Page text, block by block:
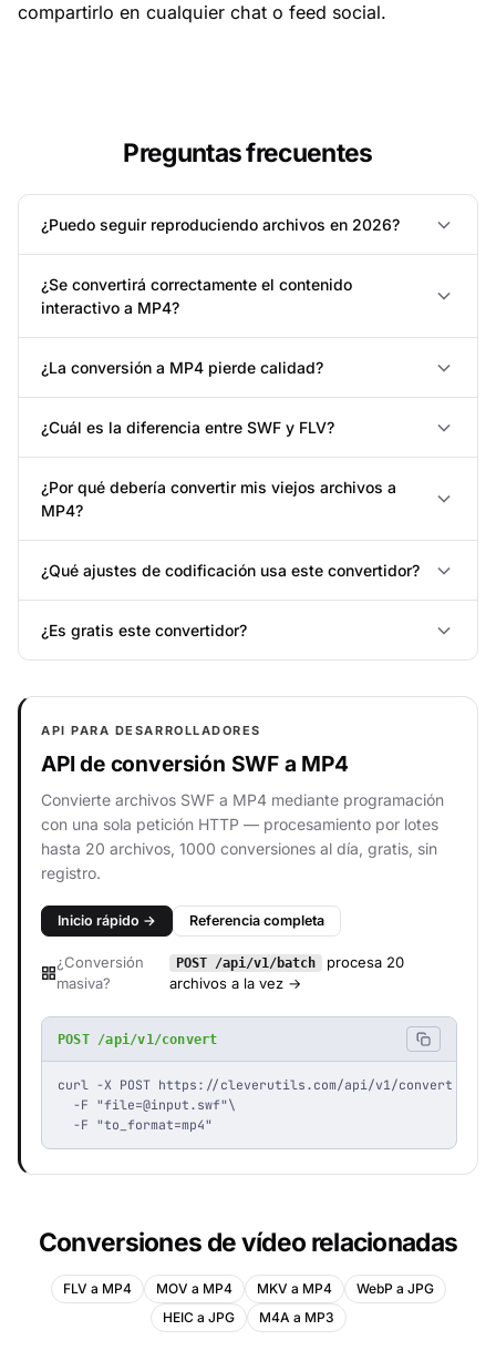
compartirlo en cualquier chat o feed social.
Preguntas frecuentes
¿Puedo seguir reproduciendo archivos en 2026?
¿Se convertirá correctamente el contenido
interactivo a MP4?
¿La conversión a MP4 pierde calidad?
¿Cuál es la diferencia entre SWF y FLV?
¿Por qué debería convertir mis viejos archivos a
MP4?
¿Qué ajustes de codificación usa este convertidor?
¿Es gratis este convertidor?
API PARA DESARROLLADORES
API de conversión SWF a MP4
Convierte archivos SWF a MP4 mediante programación
con una sola petición HTTP — procesamiento por lotes
hasta 20 archivos, 1000 conversiones al día, gratis, sin
registro.
Inicio rápido → Referencia completa
¿Conversión
masiva?
POST /api/v1/batch
procesa 20
archivos a la vez →
POST /api/v1/convert
curl -X POST https://cleverutils.com/api/v1/convert \
  -F "
file=@input.swf"\
  -F "to_format=mp4"
Conversiones de vídeo relacionadas
FLV a MP4 MOV a MP4 MKV a MP4
WebP a JPG
HEIC a JPG
M4A a MP3